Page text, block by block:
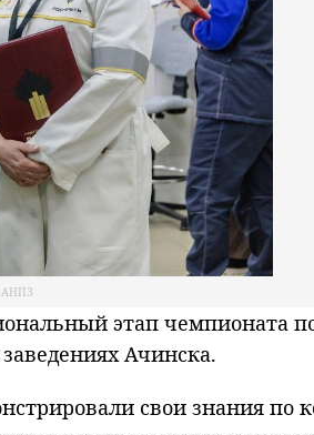
АНПЗ
этап чемпионата
Ачинска.
свои знания по